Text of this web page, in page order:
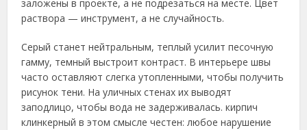
заложены в проекте, а не подрезаться на месте. Цвет
раствора — инструмент, а не случайность.
Серый станет нейтральным, теплый усилит песочную
гамму, темный выстроит контраст. В интерьере швы
часто оставляют слегка утопленными, чтобы получить
рисунок тени. На уличных стенах их выводят
заподлицо, чтобы вода не задерживалась. кирпич
клинкерный в этом смысле честен: любое нарушение